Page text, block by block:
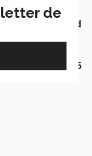
de TecSalud
24/7 los 365
de